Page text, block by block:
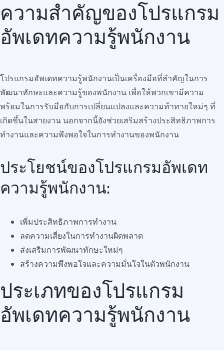
ความสำคัญของโปรแกรม
อัพเดทความรู้พนักงาน
โปรแกรมอัพเดทความรู้พนักงานเป็นเครื่องมือที่สำคัญในการ
พัฒนาทักษะและความรู้ของพนักงาน เพื่อให้พวกเขามีความ
พร้อมในการรับมือกับการเปลี่ยนแปลงและความท้าทายใหม่ๆ ที่
เกิดขึ้นในสายงาน นอกจากนี้ยังช่วยเสริมสร้างประสิทธิภาพการ
ทำงานและความพึงพอใจในการทำงานของพนักงาน
ประโยชน์ของโปรแกรมอัพเดท
ความรู้พนักงาน:
เพิ่มประสิทธิภาพการทำงาน
ลดความเสี่ยงในการทำงานผิดพลาด
ส่งเสริมการพัฒนาทักษะใหม่ๆ
สร้างความพึงพอใจและความมั่นใจในตัวพนักงาน
ประเภทของโปรแกรม
อัพเดทความรู้พนักงาน